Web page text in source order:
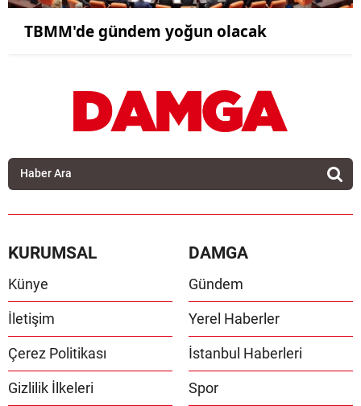
TBMM'de gündem yoğun olacak
KURUMSAL
Künye
İletişim
Çerez Politikası
Gizlilik İlkeleri
DAMGA
Gündem
Yerel Haberler
İstanbul Haberleri
Spor